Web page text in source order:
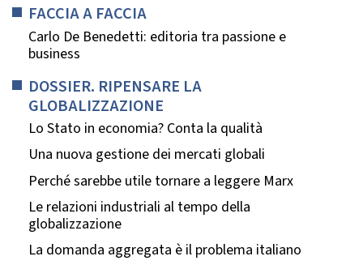
FACCIA A FACCIA
Carlo De Benedetti: editoria tra passione e
business
DOSSIER. RIPENSARE LA
GLOBALIZZAZIONE
Lo Stato in economia? Conta la qualità
Una nuova gestione dei mercati globali
Perché sarebbe utile tornare a leggere Marx
Le relazioni industriali al tempo della
globalizzazione
La domanda aggregata è il problema italiano